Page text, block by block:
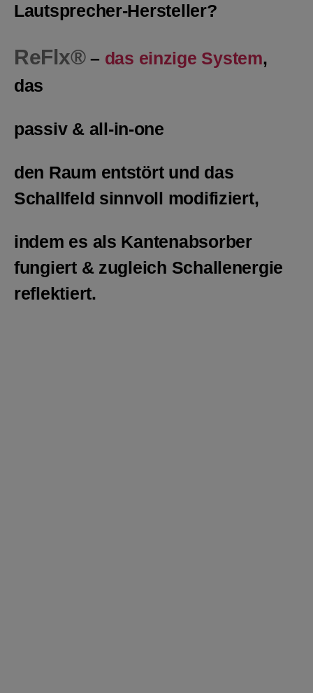
Lautsprecher-Hersteller?
ReFlx®– das einzige System,
das
passiv& all-in-one
den Raum entstört und das
Schallfeld sinnvoll modifiziert,
indem es als Kantenabsorber
fungiert & zugleich Schallenergie
reflektiert.